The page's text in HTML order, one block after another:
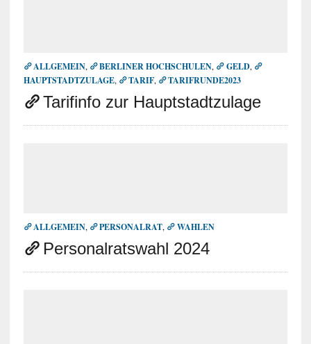
ALLGEMEIN, BERLINER HOCHSCHULEN, GELD,
HAUPTSTADTZULAGE, TARIF, TARIFRUNDE2023
Tarifinfo zur Hauptstadtzulage
ALLGEMEIN, PERSONALRAT, WAHLEN
Personalratswahl 2024